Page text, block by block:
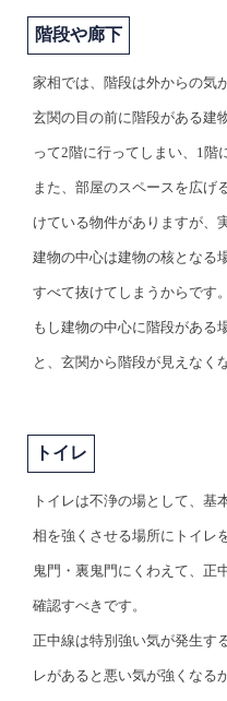
階段や廊下
家相では、階段は外からの気
玄関の目の前に階段がある建
って2階に行ってしまい、1階
また、部屋のスペースを広げ
けている物件がありますが、
建物の中心は建物の核となる
すべて抜けてしまうからです。
もし建物の中心に階段がある
と、玄関から階段が見えなく
トイレ
トイレは不浄の場として、基
相を強くさせる場所にトイレ
鬼門・裏鬼門にくわえて、正
確認すべきです。
正中線は特別強い気が発生す
レがあると悪い気が強くなる